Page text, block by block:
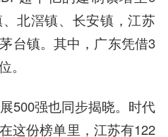
北滘镇、长安镇，江苏
台镇。其中，广东凭借3
。
500强也同步揭晓。时代
这份榜单里，江苏有122